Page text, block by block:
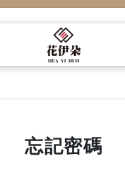
忘記密碼